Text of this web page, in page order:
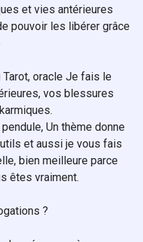
et vies antérieures
pouvoir les libérer grâce
Tarot, oracle Je fais le
vos blessures
Un thème donne
et aussi je vous fais
bien meilleure parce
êtes vraiment.
?